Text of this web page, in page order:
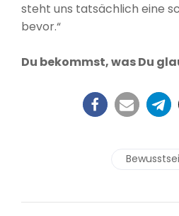
steht uns tatsächlich eine
bevor.“
Du bekommst, was Du